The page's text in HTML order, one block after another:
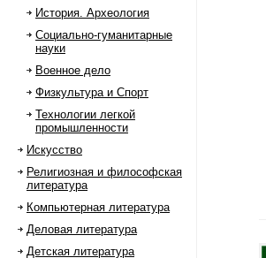
История. Археология
Социально-гуманитарные
науки
Военное дело
Физкультура и Спорт
Технологии легкой
промышленности
Искусство
Религиозная и философская
литература
Компьютерная литература
Деловая литература
Детская литература